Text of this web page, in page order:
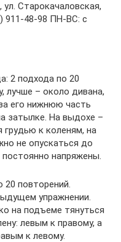
Старокачаловская,
911-48-98 ПН-ВС: с
2 подхода по 20
лучше – около дивана,
его нижнюю часть
затылке. На выдохе –
грудью к коленям, на
не опускаться до
напряжены.
20 повторений.
упражнении.
на подъеме тянуться
левым к правому, а
к левому.